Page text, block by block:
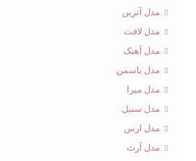
مدل آترین
مدل لافت
مدل آهنک
مدل یاسمن
مدل میرا
مدل سنبل
مدل ارس
مدل آرت